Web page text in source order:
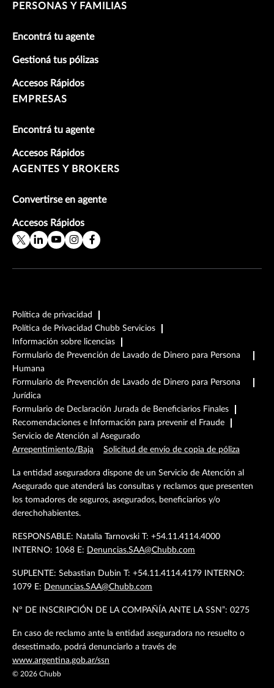
PERSONAS Y FAMILIAS
Encontrá tu agente
Gestioná tus pólizas
Accesos Rápidos
EMPRESAS
Encontrá tu agente
Accesos Rápidos
AGENTES Y BROKERS
Convertirse en agente
Accesos Rápidos
Política de privacidad
Política de Privacidad Chubb Servicios
Información sobre licencias
Formulario de Prevención de Lavado de Dinero para Persona
Humana
Formulario de Prevención de Lavado de Dinero para Persona
Jurídica
Formulario de Declaración Jurada de Beneficiarios Finales
Recomendaciones e Información para prevenir el Fraude
Servicio de Atención al Asegurado
Arrepentimiento/Baja
Solicitud de envío de copia de póliza
La entidad aseguradora dispone de un Servicio de Atención al
Asegurado que atenderá las consultas y reclamos que presenten
los tomadores de seguros, asegurados, beneficiarios y/o
derechohabientes.
RESPONSABLE: Natalia Tarnovski T: +54.11.4114.4000
INTERNO: 1068 E: Denuncias.SAA@Chubb.com
SUPLENTE: Sebastian Dubin T: +54.11.4114.4179 INTERNO:
1079 E: Denuncias.SAA@Chubb.com
Nº DE INSCRIPCIÓN DE LA COMPAÑÍA ANTE LA SSN”: 0275
En caso de reclamo ante la entidad aseguradora no resuelto o
desestimado, podrá denunciarlo a través de
www.argentina.gob.ar/ssn
© 2026 Chubb